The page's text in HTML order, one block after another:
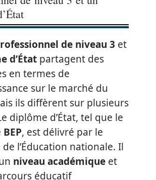
de niveau 3 et
d’État partagent des
en termes de
sur le marché du
ils diffèrent sur plusieurs
diplôme d’État, tel que le
BEP, est délivré par le
l’Éducation nationale. Il
niveau académique et
éducatif